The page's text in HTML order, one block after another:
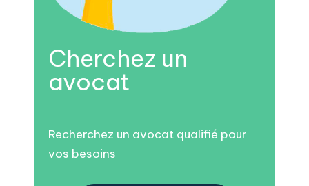
Cherchez un
avocat
Recherchez un avocat qualifié pour
vos besoins